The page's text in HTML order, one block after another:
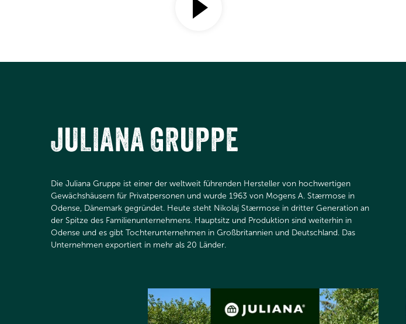
JULIANA GRUPPE
Die Juliana Gruppe ist einer der weltweit führenden Hersteller von hochwertigen
Gewächshäusern für Privatpersonen und wurde 1963 von Mogens A. Stærmose in
Odense, Dänemark gegründet. Heute steht Nikolaj Stærmose in dritter Generation an
der Spitze des Familienunternehmens. Hauptsitz und Produktion sind weiterhin in
Odense und es gibt Tochterunternehmen in Großbritannien und Deutschland. Das
Unternehmen exportiert in mehr als 20 Länder.​​​​​​​